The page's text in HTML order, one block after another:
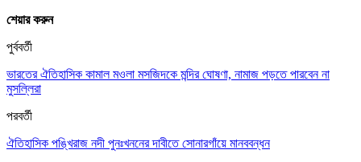
শেয়ার করুন
পুর্ববর্তী
ভারতের ঐতিহাসিক কামাল মওলা মসজিদকে মন্দির ঘোষণা, নামাজ পড়তে পারবেন না
মুসল্লিরা
পরবর্তী
ঐতিহাসিক পঙ্খিরাজ নদী পুনঃখননের দাবীতে সোনারগাঁয়ে মানববন্ধন